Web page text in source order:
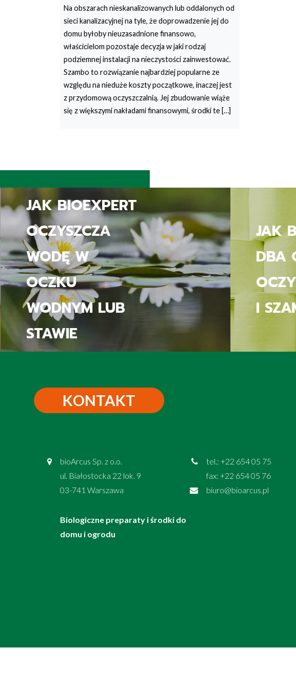
Na obszarach nieskanalizowanych lub oddalonych od
sieci kanalizacyjnej na tyle, że doprowadzenie jej do
domu byłoby nieuzasadnione finansowo,
właścicielom pozostaje decyzja w jaki rodzaj
podziemnej instalacji na nieczystości zainwestować.
Szambo to rozwiązanie najbardziej popularne ze
względu na nieduże koszty początkowe, inaczej jest
z przydomową oczyszczalnią. Jej zbudowanie wiąże
się z większymi nakładami finansowymi, środki te […]
JAK BIOEXPERT
DBA O
OCZYSZCZALNIE
I SZAMBA
KONTAKT
bioArcus Sp. z o.o.
ul. Białostocka 22 lok. 9
03-741 Warszawa
Biologiczne preparaty i środki do
domu i ogrodu
tel.: +22 654 05 75
fax: +22 654 05 76
biuro@bioarcus.pl